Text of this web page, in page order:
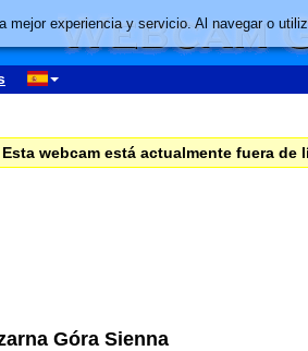
Esta webcam está actualmente fuera de
Góra Sienna
mejor experiencia y servicio. Al navegar o